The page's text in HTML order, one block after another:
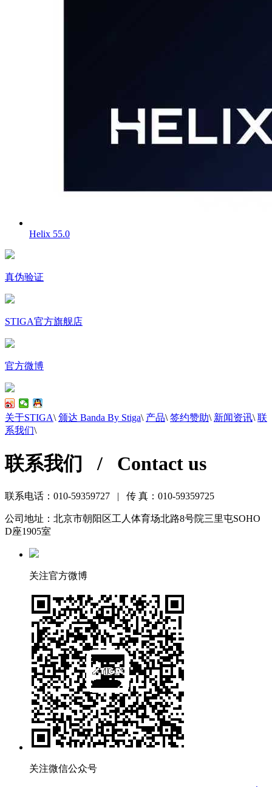
Helix 55.0
真伪验证
STIGA官方旗舰店
官方微博
关于STIGA\ 颁达 Banda By Stiga\ 产品\ 签约赞助\ 新闻资讯\ 联
系我们\
联系我们 / Contact us
联系电话：010-59359727 | 传 真：010-59359725
公司地址：北京市朝阳区工人体育场北路8号院三里屯SOHO
D座1905室
关注官方微博
关注微信公众号